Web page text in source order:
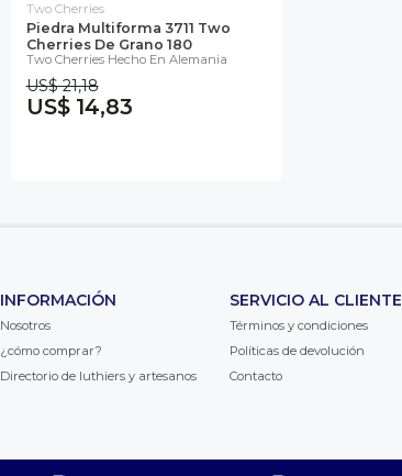
Two Cherries
Piedra Multiforma 3711 Two
Cherries De Grano 180
Two Cherries Hecho En Alemania
US$ 21,18
US$ 14,83
INFORMACIÓN
Nosotros
¿cómo comprar?
Directorio de luthiers y artesanos
SERVICIO AL CLIENTE
Términos y condiciones
Políticas de devolución
Contacto